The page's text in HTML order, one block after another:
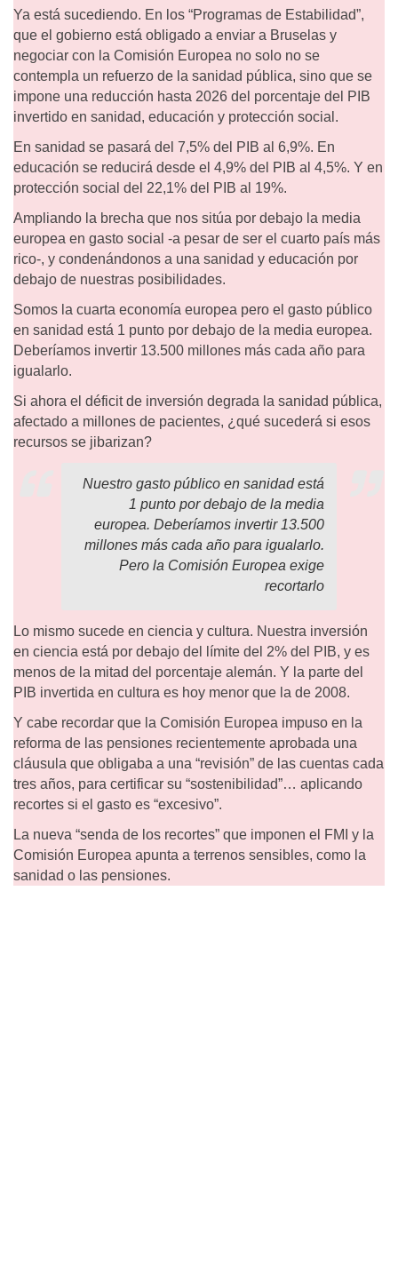
Ya está sucediendo. En los “Programas de Estabilidad”,
que el gobierno está obligado a enviar a Bruselas y
negociar con la Comisión Europea no solo no se
contempla un refuerzo de la sanidad pública, sino que se
impone una reducción hasta 2026 del porcentaje del PIB
invertido en sanidad, educación y protección social.
En sanidad se pasará del 7,5% del PIB al 6,9%. En
educación se reducirá desde el 4,9% del PIB al 4,5%. Y en
protección social del 22,1% del PIB al 19%.
Ampliando la brecha que nos sitúa por debajo la media
europea en gasto social -a pesar de ser el cuarto país más
rico-, y condenándonos a una sanidad y educación por
debajo de nuestras posibilidades.
Somos la cuarta economía europea pero el gasto público
en sanidad está 1 punto por debajo de la media europea.
Deberíamos invertir 13.500 millones más cada año para
igualarlo.
Si ahora el déficit de inversión degrada la sanidad pública,
afectado a millones de pacientes, ¿qué sucederá si esos
recursos se jibarizan?
Nuestro gasto público en sanidad está
1 punto por debajo de la media
europea. Deberíamos invertir 13.500
millones más cada año para igualarlo.
Pero la Comisión Europea exige
recortarlo
Lo mismo sucede en ciencia y cultura. Nuestra inversión
en ciencia está por debajo del límite del 2% del PIB, y es
menos de la mitad del porcentaje alemán. Y la parte del
PIB invertida en cultura es hoy menor que la de 2008.
Y cabe recordar que la Comisión Europea impuso en la
reforma de las pensiones recientemente aprobada una
cláusula que obligaba a una “revisión” de las cuentas cada
tres años, para certificar su “sostenibilidad”… aplicando
recortes si el gasto es “excesivo”.
La nueva “senda de los recortes” que imponen el FMI y la
Comisión Europea apunta a terrenos sensibles, como la
sanidad o las pensiones.